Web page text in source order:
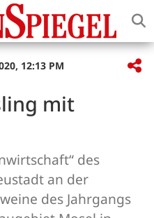
12:13 PM
mit
des
an der
des Jahrgangs